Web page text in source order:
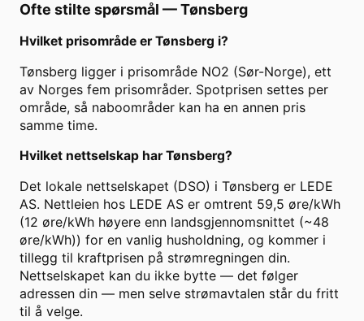
Ofte stilte spørsmål —Tønsberg
Hvilket prisområde er Tønsberg i?
Tønsberg ligger i prisområde NO2 (Sør-Norge), ett
av Norges fem prisområder. Spotprisen settes per
område, så naboområder kan ha en annen pris
samme time.
Hvilket nettselskap har Tønsberg?
Det lokale nettselskapet (DSO) i Tønsberg er LEDE
AS. Nettleien hos LEDE AS er omtrent 59,5 øre/kWh
(12 øre/kWh høyere enn landsgjennomsnittet (~48
øre/kWh)) for en vanlig husholdning, og kommer i
tillegg til kraftprisen på strømregningen din.
Nettselskapet kan du ikke bytte — det følger
adressen din — men selve strømavtalen står du fritt
til å velge.